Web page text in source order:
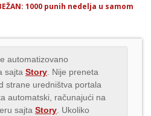
1000 punih nedelja u samom
automatizovano
sajta Story . Nije preneta
strane uredništva portala
automatski, računajući na
sajta Story . Ukoliko